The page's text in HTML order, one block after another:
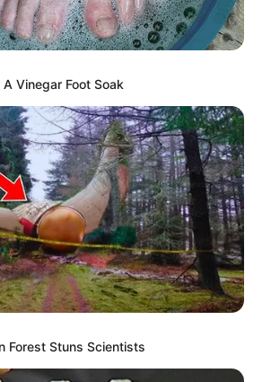
Vinegar Foot Soak
Forest Stuns Scientists